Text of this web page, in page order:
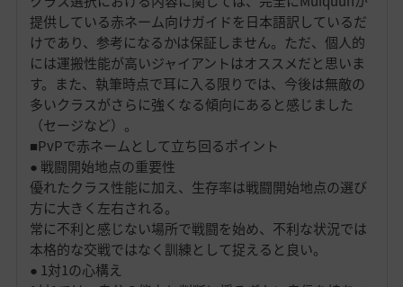
提供している赤ネーム向けガイドを日本語訳しているだ
けであり、参考になるかは保証しません。ただ、個人的
には運搬性能が高いジャイアントはオススメだと思いま
す。また、執筆時点で耳に入る限りでは、今後は無敵の
多いクラスがさらに強くなる傾向にあると感じました
（セージなど）。
■PvPで赤ネームとして立ち回るポイント
● 戦闘開始地点の重要性
優れたクラス性能に加え、生存率は戦闘開始地点の選び
方に大きく左右される。
常に不利と感じない場所で戦闘を始め、不利な状況では
本格的な交戦ではなく訓練として捉えると良い。
● 1対1の心構え